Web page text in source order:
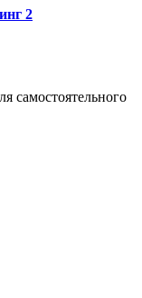
2
самостоятельного